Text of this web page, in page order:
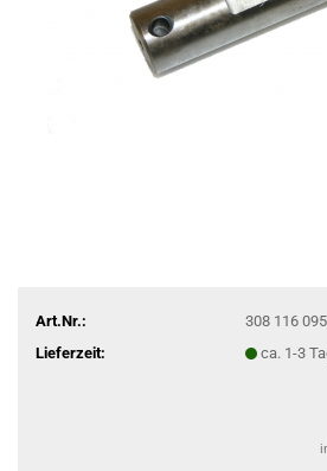
Art.Nr.:
308 116 095
Lieferzeit:
ca. 1-3